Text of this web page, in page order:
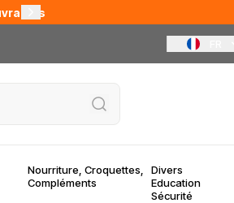
Nourriture, Croquettes,
Compléments
Divers
Education
Sécurité